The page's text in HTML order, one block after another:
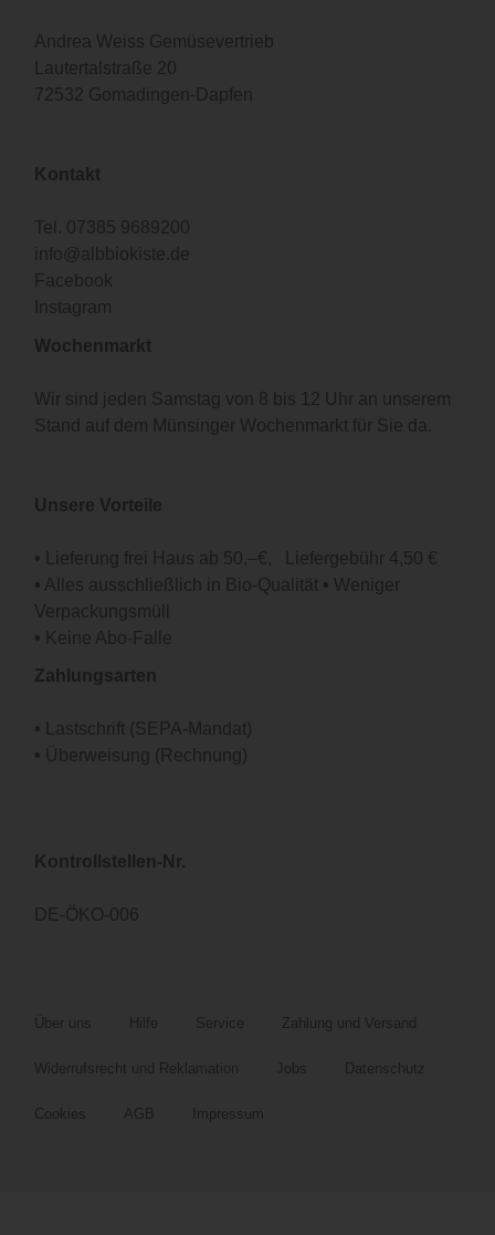
Andrea Weiss Gemüsevertrieb
Lautertalstraße 20
72532 Gomadingen-Dapfen
Kontakt
Tel. 07385 9689200
info@albbiokiste.de
Facebook
Instagram
Wochenmarkt
Wir sind jeden Samstag von 8 bis 12 Uhr an unserem
Stand auf dem Münsinger Wochenmarkt für Sie da.
Unsere Vorteile
• Lieferung frei Haus ab 50,–€, Liefergebühr 4,50 €
• Alles ausschließlich in Bio-Qualität • Weniger
Verpackungsmüll
• Keine Abo-Falle
Zahlungsarten
• Lastschrift (SEPA-Mandat)
• Überweisung (Rechnung)
Kontrollstellen-Nr.
DE-ÖKO-006
Über uns Hilfe Service Zahlung und Versand
Widerrufsrecht und Reklamation Jobs Datenschutz
Cookies AGB Impressum